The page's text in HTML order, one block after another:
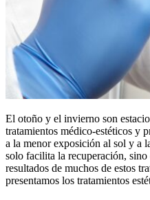
El otoño y el invierno son
tratamientos médico-estéticos y
a la menor exposición al sol y a
solo facilita la recuperación,
resultados de muchos de estos
presentamos los tratamientos